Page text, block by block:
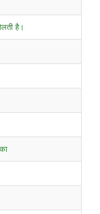
है।